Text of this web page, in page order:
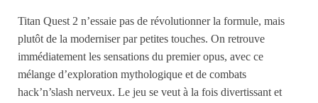
Titan Quest 2 n’essaie pas de révolutionner la formule, mais
plutôt de la moderniser par petites touches. On retrouve
immédiatement les sensations du premier opus, avec ce
mélange d’exploration mythologique et de combats
hack’n’slash nerveux. Le jeu se veut à la fois divertissant et